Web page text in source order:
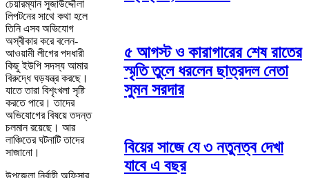
চেয়ারম্যান সুজাউদ্দৌলা
লিপটনের সাথে কথা হলে
তিনি এসব অভিযোগ
অস্বীকার করে বলেন-
আওয়ামী লীগের পদধারী
কিছু ইউপি সদস্য আমার
বিরুদ্ধে ঘড়যন্ত্র করছে।
যাতে তারা বিশৃংখলা সৃষ্টি
করতে পারে। তাদের
অভিযোগের বিষয়ে তদন্ত
চলমান রয়েছে। আর
লাঞ্চিতের ঘটনাটি তাদের
সাজানো।
উপজেলা নির্বাহী অফিসার
৫ আগস্ট ও কারাগারের শেষ রাতের
স্মৃতি তুলে ধরলেন ছাত্রদল নেতা
সুমন সরদার
বিয়ের সাজে যে ৩ নতুনত্ব দেখা
যাবে এ বছর